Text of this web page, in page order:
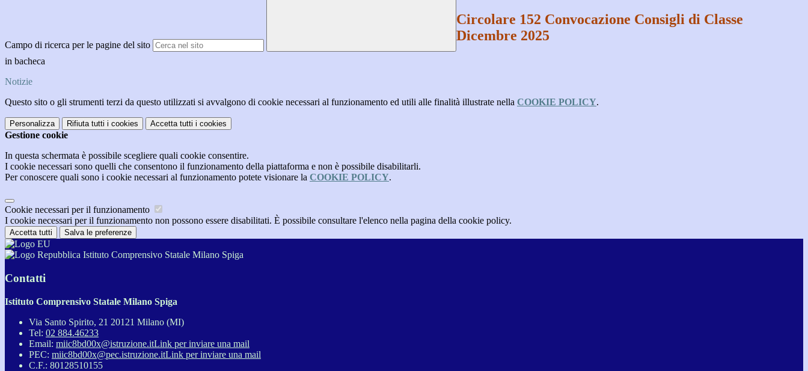
Campo di ricerca per le pagine del sito
Circolare 152 Convocazione Consigli di Classe
Dicembre 2025
in bacheca
Notizie
Questo sito o gli strumenti terzi da questo utilizzati si avvalgono di cookie necessari al funzionamento ed utili alle finalità illustrate nella COOKIE POLICY.
Personalizza Rifiuta tutti i cookies Accetta tutti i cookies
Gestione cookie
In questa schermata è possibile scegliere quali cookie consentire.
I cookie necessari sono quelli che consentono il funzionamento della piattaforma e non è possibile disabilitarli.
Per conoscere quali sono i cookie necessari al funzionamento potete visionare la COOKIE POLICY.
Cookie necessari per il funzionamento
I cookie necessari per il funzionamento non possono essere disabilitati. È possibile consultare l'elenco nella pagina della cookie policy.
Accetta tutti Salva le preferenze
Istituto Comprensivo Statale Milano Spiga
Contatti
Istituto Comprensivo Statale Milano Spiga
Via Santo Spirito, 21 20121 Milano (MI)
Tel: 02 884.46233
Email: miic8bd00x@istruzione.itLink per inviare una mail
PEC: miic8bd00x@pec.istruzione.itLink per inviare una mail
C.F.: 80128510155